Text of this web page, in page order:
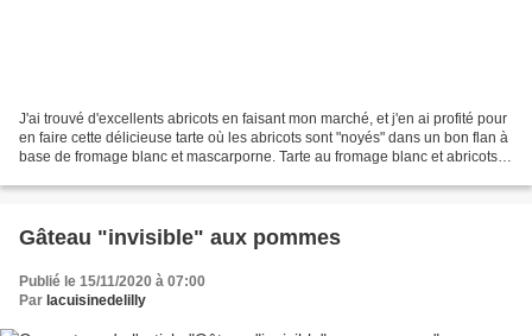
J'ai trouvé d'excellents abricots en faisant mon marché, et j'en ai profité pour
en faire cette délicieuse tarte où les abricots sont "noyés" dans un bon flan à
base de fromage blanc et mascarporne. Tarte au fromage blanc et abricots
Gâteau "invisible" aux pommes
Publié le 15/11/2020 à 07:00
Par lacuisinedelilly